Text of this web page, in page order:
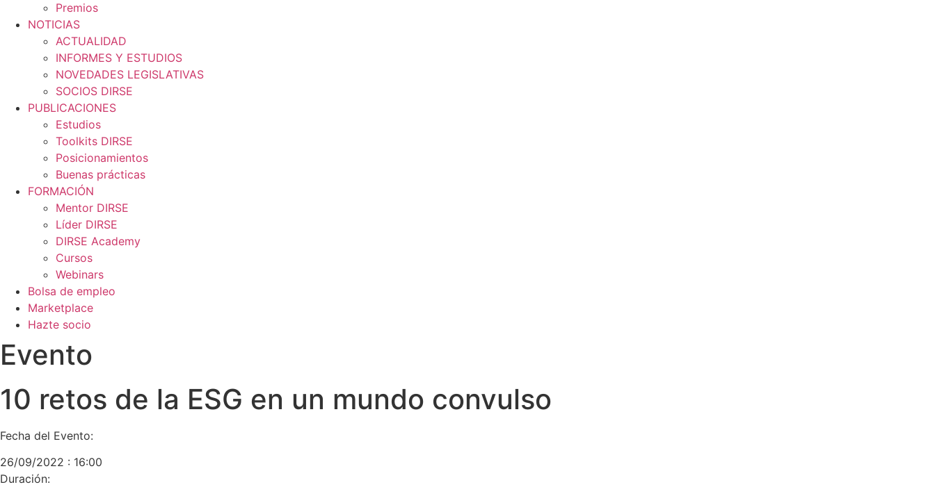
Premios
NOTICIAS
ACTUALIDAD
INFORMES Y ESTUDIOS
NOVEDADES LEGISLATIVAS
SOCIOS DIRSE
PUBLICACIONES
Estudios
Toolkits DIRSE
Posicionamientos
Buenas prácticas
FORMACIÓN
Mentor DIRSE
Líder DIRSE
DIRSE Academy
Cursos
Webinars
Bolsa de empleo
Marketplace
Hazte socio
Evento
10 retos de la ESG en un mundo convulso
Fecha del Evento:
26/09/2022 : 16:00
Duración: